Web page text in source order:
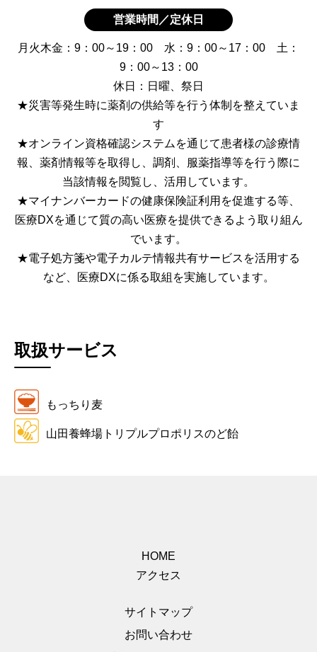
営業時間／定休日
月火木金：9：00～19：00 水：9：00～17：00 土：
9：00～13：00
休日：日曜、祭日
★災害等発生時に薬剤の供給等を行う体制を整えていま
す
★オンライン資格確認システムを通じて患者様の診療情
報、薬剤情報等を取得し、調剤、服薬指導等を行う際に
当該情報を閲覧し、活用しています。
★マイナンバーカードの健康保険証利用を促進する等、
医療DXを通じて質の高い医療を提供できるよう取り組ん
でいます。
★電子処方箋や電子カルテ情報共有サービスを活用する
など、医療DXに係る取組を実施しています。
取扱サービス
もっちり麦
山田養蜂場トリプルプロポリスのど飴
HOME
アクセス
サイトマップ
お問い合わせ